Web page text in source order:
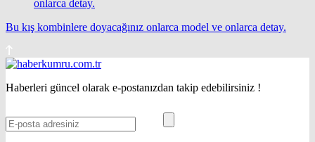
Bu kış kombinlere doyacağınız onlarca model ve onlarca detay.
Haberleri güncel olarak e-postanızdan takip edebilirsiniz !